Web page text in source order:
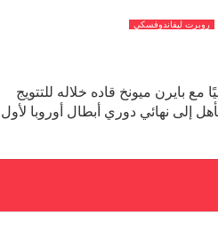
روبرت ليفاندوفسكي
بايرن ميونخ قاده خلاله للتتويج
إلى نهائي دوري أبطال أوروبا لأول